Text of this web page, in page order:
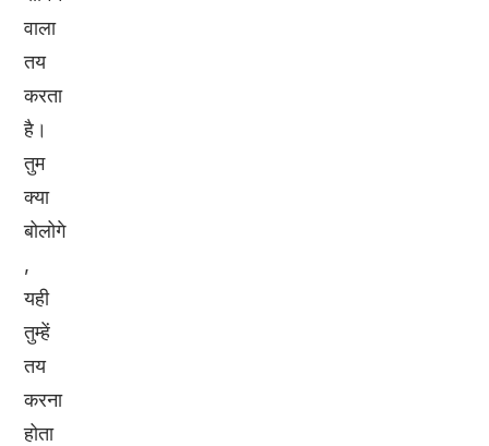
वाला
तय
करता
है।
तुम
क्या
बोलोगे
,
यही
तुम्हें
तय
करना
होता